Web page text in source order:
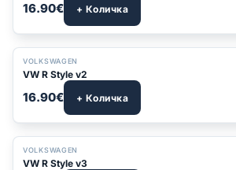
16.90€ + Количка
VOLKSWAGEN
VW R Style v2
16.90€ + Количка
VOLKSWAGEN
VW R Style v3